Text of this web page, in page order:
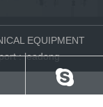
EQUIPMENT
:leadong